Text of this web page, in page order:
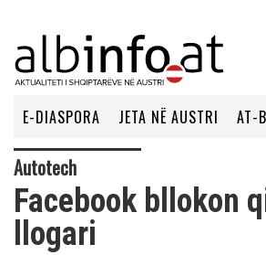
E-DIASPORA JETA NË AUSTRI AT-
Autotech
Facebook bllokon
llogari